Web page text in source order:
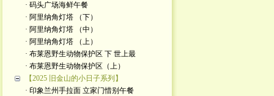
· 码头广场海鲜午餐
· 阿里纳角灯塔 （下）
· 阿里纳角灯塔 （中）
· 阿里纳角灯塔 （上）
· 布莱恩野生动物保护区 下 世上最
· 布莱恩野生动物保护区（上）
【2025 旧金山的小日子系列】
· 印象兰州手拉面 立家门惜别午餐